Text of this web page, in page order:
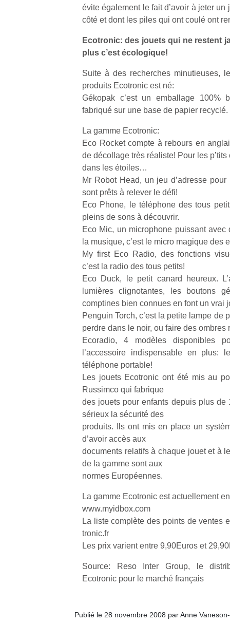
évite également le fait d’avoir à jeter
côté et dont les piles qui ont coulé ont
Ecotronic: des jouets qui ne restent
plus c’est écologique!
Suite à des recherches minutieuses,
produits Ecotronic est né:
Gékopak c’est un emballage 100%
fabriqué sur une base de papier recyclé.
La gamme Ecotronic:
Eco Rocket compte à rebours en
de décollage très réaliste! Pour les
dans les étoiles…
Mr Robot Head, un jeu d’adresse
sont prêts à relever le défi!
Eco Phone, le téléphone des tous
pleins de sons à découvrir.
Eco Mic, un microphone puissant
la musique, c’est le micro magique des
My first Eco Radio, des fonctions
c’est la radio des tous petits!
Eco Duck, le petit canard heureux.
lumières clignotantes, les boutons
comptines bien connues en font un vrai
Penguin Torch, c’est la petite lampe de
perdre dans le noir, ou faire des ombres
Ecoradio, 4 modèles disponibles
l’accessoire indispensable en plus:
téléphone portable!
Les jouets Ecotronic ont été mis au
Russimco qui fabrique
des jouets pour enfants depuis plus de
sérieux la sécurité des
produits. Ils ont mis en place un
d’avoir accès aux
documents relatifs à chaque jouet et à
de la gamme sont aux
normes Européennes.
La gamme Ecotronic est actuellement
www.myidbox.com
La liste complète des points de ventes
tronic.fr
Les prix varient entre 9,90Euros et
Source: Reso Inter Group, le
Ecotronic pour le marché français
Publié le 28 novembre 2008 par Anne
…
NextGen,
une
nouvelle
trottinette
Beeper
Les
enfants
souvent
Varier les
occupations
Conjuguer
trampolines
les petits !
estivales
retour des
jours, c’est
l’occasion
enfants